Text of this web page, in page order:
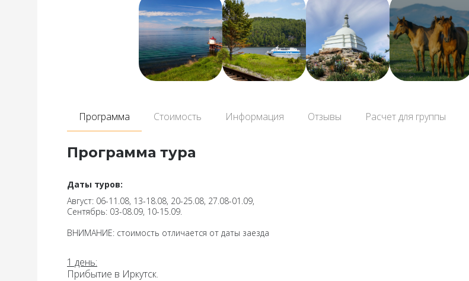
Программа Стоимость Информация Отзывы Расчет для группы
Программа тура
Даты туров:
Август: 06-11.08, 13-18.08, 20-25.08, 27.08-01.09,
Сентябрь: 03-08.09, 10-15.09.
ВНИМАНИЕ: стоимость отличается от даты заезда
1 день:
Прибытие в Иркутск.